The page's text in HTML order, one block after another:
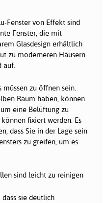
Fenster von Effekt sind
Fenster, die mit
Glasdesign erhältlich
zu moderneren Häusern
auf.
zu öffnen sein.
Raum haben, können
eine Belüftung zu
fixiert werden. Es
dass Sie in der Lage sein
zu greifen, um es
sind leicht zu reinigen
sie deutlich